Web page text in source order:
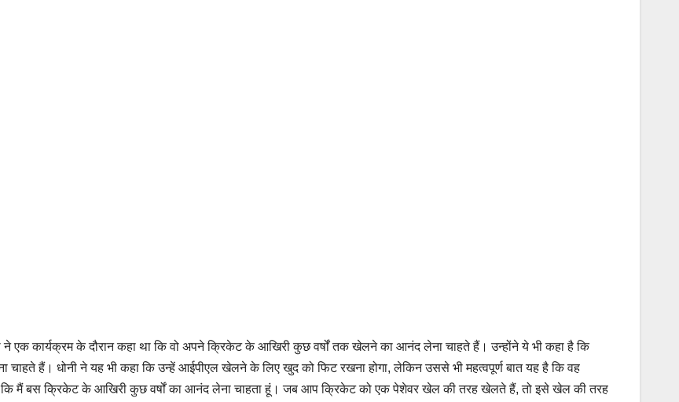
एक कार्यक्रम के दौरान कहा था कि वो अपने क्रिकेट के आखिरी कुछ वर्षों तक खेलने का आनंद लेना चाहते हैं। उन्होंने ये भी कहा है कि
हैं। धोनी ने यह भी कहा कि उन्हें आईपीएल खेलने के लिए खुद को फिट रखना होगा, लेकिन उससे भी महत्वपूर्ण बात यह है कि वह
कि मैं बस क्रिकेट के आखिरी कुछ वर्षों का आनंद लेना चाहता हूं। जब आप क्रिकेट को एक पेशेवर खेल की तरह खेलते हैं, तो इसे खेल की तरह